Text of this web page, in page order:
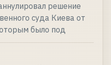
решение
суда Киева от
было под